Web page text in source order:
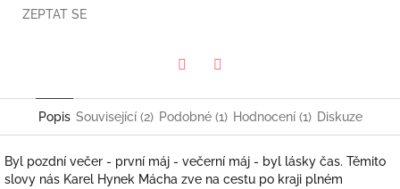
ZEPTAT SE
Popis Související (2) Podobné (1) Hodnocení (1) Diskuze
Byl pozdní večer - první máj - večerní máj - byl lásky čas. Těmito
slovy nás Karel Hynek Mácha zve na cestu po kraji plném